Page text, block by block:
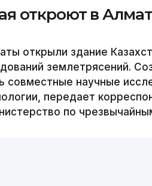
откроют в
открыли здание
землетрясений.
совместные научные
передает
по